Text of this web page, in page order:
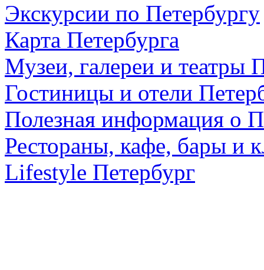
Экскурсии по Петербургу
Карта Петербурга
Музеи, галереи и театры
Гостиницы и отели
Полезная информация о
Рестораны, кафе, бары и
Lifestyle Петербург